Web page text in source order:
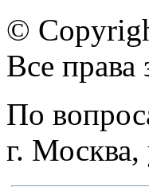
©
Все
По
г.